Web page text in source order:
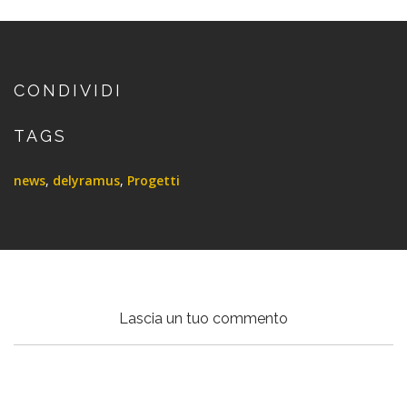
CONDIVIDI
TAGS
news, delyramus, Progetti
Lascia un tuo commento